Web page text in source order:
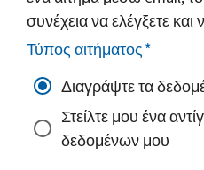
συνέχεια να ελέγξετε και
Τύπος αιτήματος*
Διαγράψτε τα
Στείλτε μου ένα
δεδομένων μου